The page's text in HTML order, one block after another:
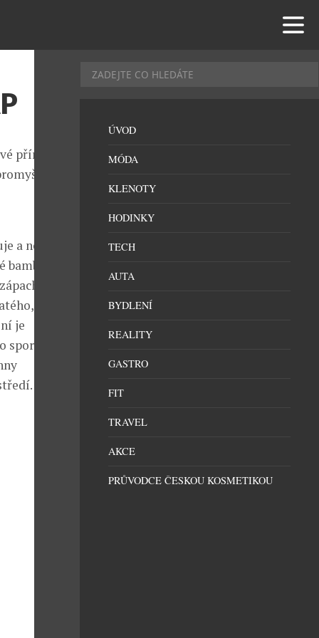
přírodní
a nedráždí
a
který
je
je
ÚVOD
MÓDA
KLENOTY
HODINKY
TECH
AUTA
BYDLENÍ
REALITY
GASTRO
FIT
TRAVEL
AKCE
PRŮVODCE ČESKOU KOSMETIKOU